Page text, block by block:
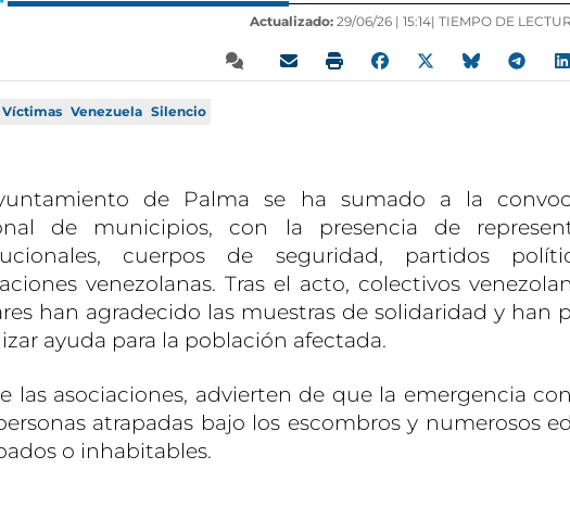
Actualizado: 29/06/26 | 15:14| TIEMPO DE
Víctimas Venezuela Silencio
de Palma se ha sumado a la
de municipios, con la presencia de
cuerpos de seguridad, partidos
venezolanas. Tras el acto, colectivos
han agradecido las muestras de solidaridad y han
ayuda para la población afectada.
las asociaciones, advierten de que la emergencia
atrapadas bajo los escombros y numerosos
o inhabitables.